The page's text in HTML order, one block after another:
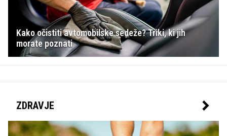
Kako očistiti avtomobilske sedeže? Triki, ki jih
morate poznati
ZDRAVJE